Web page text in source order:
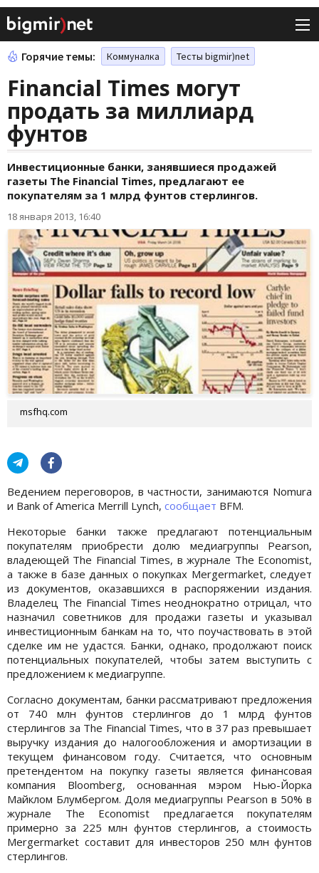
Горячие темы: Коммуналка Тесты bigmir)net
Financial Times могут
продать за миллиард
фунтов
Инвестиционные банки, занявшиеся продажей
газеты The Financial Times, предлагают ее
покупателям за 1 млрд фунтов стерлингов.
18 января 2013, 16:40
msfhq.com
Ведением переговоров, в частности, занимаются Nomura
и Bank of America Merrill Lynch, сообщает BFM.
Некоторые банки также предлагают потенциальным
покупателям приобрести долю медиагруппы Pearson,
владеющей The Financial Times, в журнале The Economist,
а также в базе данных о покупках Mergermarket, следует
из документов, оказавшихся в распоряжении издания.
Владелец The Financial Times неоднократно отрицал, что
назначил советников для продажи газеты и указывал
инвестиционным банкам на то, что поучаствовать в этой
сделке им не удастся. Банки, однако, продолжают поиск
потенциальных покупателей, чтобы затем выступить с
предложением к медиагруппе.
Согласно документам, банки рассматривают предложения
от 740 млн фунтов стерлингов до 1 млрд фунтов
стерлингов за The Financial Times, что в 37 раз превышает
выручку издания до налогообложения и амортизации в
текущем финансовом году. Считается, что основным
претендентом на покупку газеты является финансовая
компания Bloomberg, основанная мэром Нью-Йорка
Майклом Блумбергом. Доля медиагруппы Pearson в 50% в
журнале The Economist предлагается покупателям
примерно за 225 млн фунтов стерлингов, а стоимость
Mergermarket составит для инвесторов 250 млн фунтов
стерлингов.